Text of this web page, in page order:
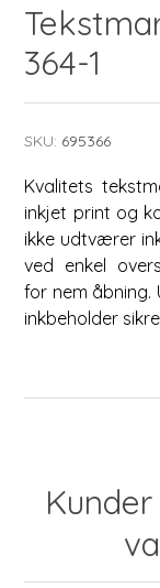
364-1
SKU: 695366
Kvalitets
inkjet print og
ikke udtværer
ved enkel
for nem åbning.
inkbeholder